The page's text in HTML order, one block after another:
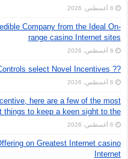
6 أغسطس، 2026
Company from the Ideal On-
range casino Internet sites
6 أغسطس، 2026
?? Spin the new Controls select Novel Incentives!
6 أغسطس، 2026
here are a few of the most
things to keep a keen sight to the
6 أغسطس، 2026
on Greatest Internet casino
Internet